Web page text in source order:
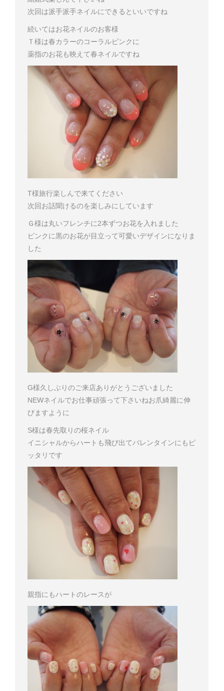
次回は派手派手ネイルにできるといいですね
続いてはお花ネイルのお客様
Ｔ様は春カラーのコーラルピンクに
薬指のお花も映えて春ネイルですね
T様旅行楽しんで来てください
次回お話聞けるのを楽しみにしています
Ｇ様は丸いフレンチに2本ずつお花を入れました
ピンクに黒のお花が目立って可愛いデザインになりま
した
G様久しぶりのご来店ありがとうございました
NEWネイルでお仕事頑張って下さいねお爪綺麗に伸
びますように
S様は春先取りの桜ネイル
イニシャルからハートも飛び出てバレンタインにもピ
ッタリです
親指にもハートのレースが